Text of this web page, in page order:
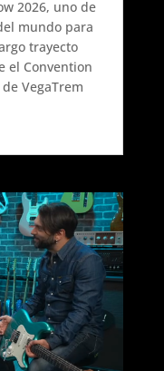
2026, uno de
mundo para
trayecto
el Convention
VegaTrem